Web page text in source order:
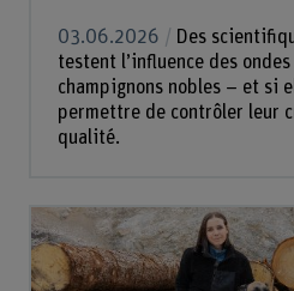
03.06.2026
Des
testent l’influence des
champignons nobles – et si
permettre de contrôler leur
qualité.